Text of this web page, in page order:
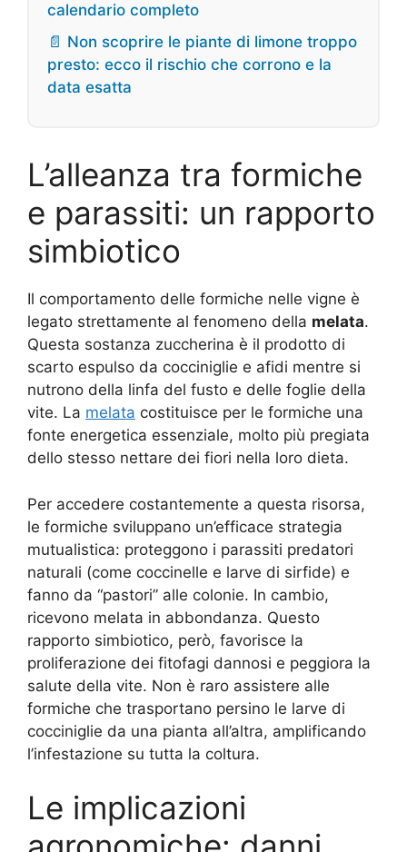
calendario completo
📄 Non scoprire le piante di limone troppo
presto: ecco il rischio che corrono e la
data esatta
L’alleanza tra formiche
e parassiti: un rapporto
simbiotico
Il comportamento delle formiche nelle vigne è
legato strettamente al fenomeno della melata.
Questa sostanza zuccherina è il prodotto di
scarto espulso da cocciniglie e afidi mentre si
nutrono della linfa del fusto e delle foglie della
vite. La melata costituisce per le formiche una
fonte energetica essenziale, molto più pregiata
dello stesso nettare dei fiori nella loro dieta.
Per accedere costantemente a questa risorsa,
le formiche sviluppano un’efficace strategia
mutualistica: proteggono i parassiti predatori
naturali (come coccinelle e larve di sirfide) e
fanno da “pastori” alle colonie. In cambio,
ricevono melata in abbondanza. Questo
rapporto simbiotico, però, favorisce la
proliferazione dei fitofagi dannosi e peggiora la
salute della vite. Non è raro assistere alle
formiche che trasportano persino le larve di
cocciniglie da una pianta all’altra, amplificando
l’infestazione su tutta la coltura.
Le implicazioni